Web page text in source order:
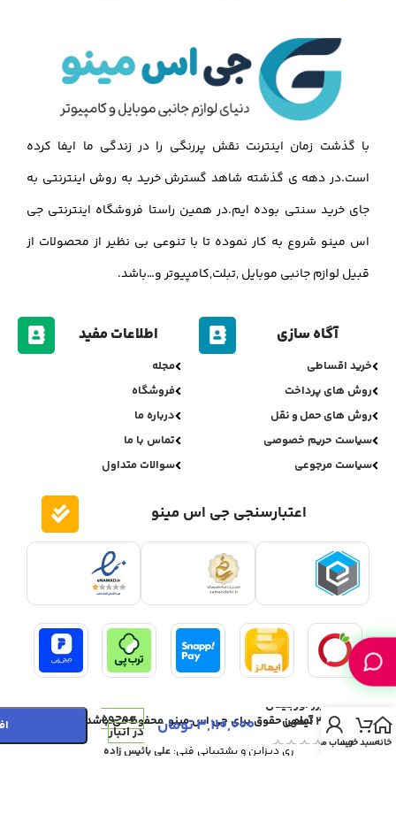
با گذشت زمان اینترنت نقش پررنگی را در زندگی ما ایفا کرده
است.در دهه ی گذشته شاهد گسترش خرید به روش اینترنتی به
جای خرید سنتی بوده ایم.در همین راستا فروشگاه اینترنتی جی
اس مینو شروع به کار نموده تا با تنوعی بی نظیر از محصولات از
قبیل لوازم جانبی موبایل ,تبلت,کامپیوتر و…باشد.
آگاه سازی
خرید اقساطی
روش های پرداخت
روش های حمل و نقل
سیاست حریم خصوصی
سیاست مرجوعی
اطلاعات مفید
مجله
فروشگاه
درباره ما
تماس با ما
سوالات متداول
اعتبارسنجی جی اس مینو
تمامی حقوق برای جی اس مینو محفوظ می باشد.
ری دیزاین و پشتیبانی فنی:علی بائیس زاده
خانهسبد خریدحساب من
شارژر اورجینال
20W آیفون
3,110,000تومان موجود
در انبار